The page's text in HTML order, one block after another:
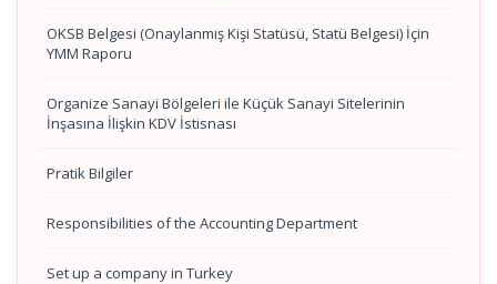
OKSB Belgesi (Onaylanmış Kişi Statüsü, Statü Belgesi) İçin
YMM Raporu
Organize Sanayi Bölgeleri ile Küçük Sanayi Sitelerinin
İnşasına İlişkin KDV İstisnası
Pratik Bilgiler
Responsibilities of the Accounting Department
Set up a company in Turkey